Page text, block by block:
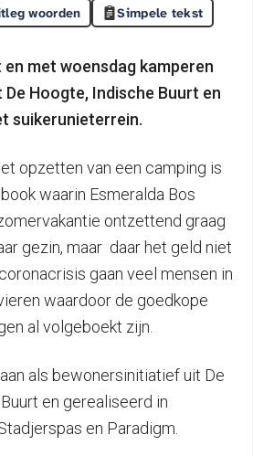
woorden Simpele tekst
met woensdag kamperen
Hoogte, Indische Buurt en
suikerunieterrein.
opzetten van een camping is
waarin Esmeralda Bos
ontzettend graag
gezin, maar daar het geld niet
gaan veel mensen in
waardoor de goedkope
al volgeboekt zijn.
als bewonersinitiatief uit De
en gerealiseerd in
en Paradigm.